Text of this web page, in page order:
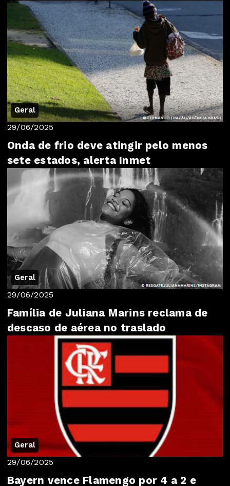
Geral
29/06/2025
Onda de frio deve atingir pelo menos
sete estados, alerta Inmet
Geral
29/06/2025
Família de Juliana Marins reclama de
descaso de aérea no traslado
Geral
29/06/2025
Bayern vence Flamengo por 4 a 2 e